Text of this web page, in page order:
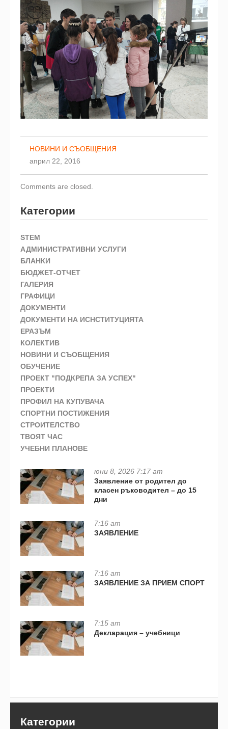
НОВИНИ И СЪОБЩЕНИЯ
април 22, 2016
Comments are closed.
Категории
STEM
АДМИНИСТРАТИВНИ УСЛУГИ
БЛАНКИ
БЮДЖЕТ-ОТЧЕТ
ГАЛЕРИЯ
ГРАФИЦИ
ДОКУМЕНТИ
ДОКУМЕНТИ НА ИСНСТИТУЦИЯТА
ЕРАЗЪМ
КОЛЕКТИВ
НОВИНИ И СЪОБЩЕНИЯ
ОБУЧЕНИЕ
ПРОЕКТ "ПОДКРЕПА ЗА УСПЕХ"
ПРОЕКТИ
ПРОФИЛ НА КУПУВАЧА
СПОРТНИ ПОСТИЖЕНИЯ
СТРОИТЕЛСТВО
ТВОЯТ ЧАС
УЧЕБНИ ПЛАНОВЕ
юни 8, 2026 7:17 am
Заявление от родител до
класен ръководител – до 15
дни
7:16 am
ЗАЯВЛЕНИЕ
7:16 am
ЗАЯВЛЕНИЕ ЗА ПРИЕМ СПОРТ
7:15 am
Декларация – учебници
Категории